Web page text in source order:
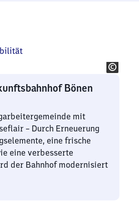
Bönen
mit
– Durch Erneuerung
eine frische
eine verbesserte
der Bahnhof modernisiert